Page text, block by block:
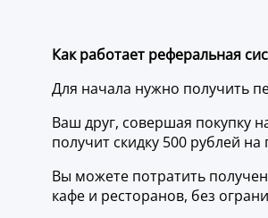
Как работает реферальная
Для начала нужно получить
Ваш друг, совершая покупку
получит скидку 500 рублей
Вы можете потратить
кафе и ресторанов, без